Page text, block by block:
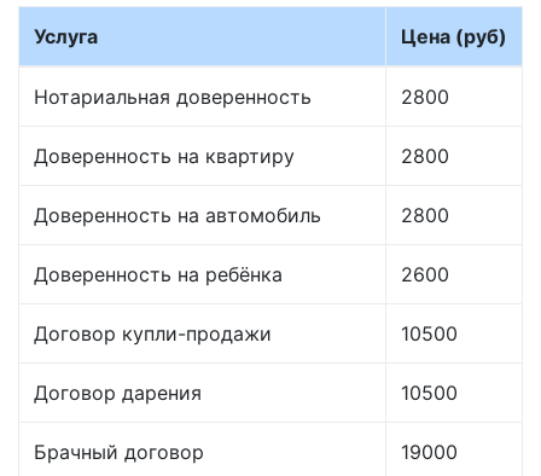
Услуга Цена (руб)
Нотариальная доверенность 2800
Доверенность на квартиру 2800
Доверенность на автомобиль 2800
Доверенность на ребёнка 2600
Договор купли-продажи 10500
Договор дарения 10500
Брачный договор 19000